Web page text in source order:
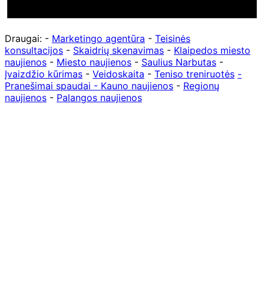
Draugai: - Marketingo agentūra - Teisinės
konsultacijos - Skaidrių skenavimas - Klaipedos miesto
naujienos - Miesto naujienos - Saulius Narbutas -
Įvaizdžio kūrimas - Veidoskaita - Teniso treniruotės -
Pranešimai spaudai - Kauno naujienos - Regionų
naujienos - Palangos naujienos